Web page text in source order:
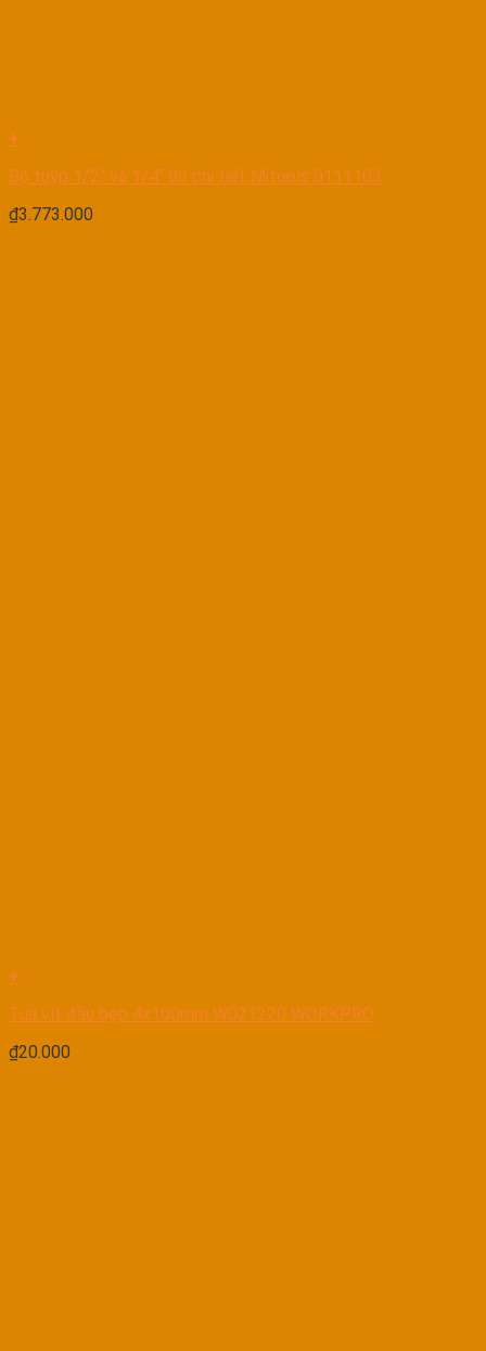
+
Bộ tuýp 1/2″ và 1/4″ 83 chi tiết Mitools 0111103
₫3.773.000
+
Tua vít đầu bẹp 4x100mm W021220 WORKPRO
₫20.000